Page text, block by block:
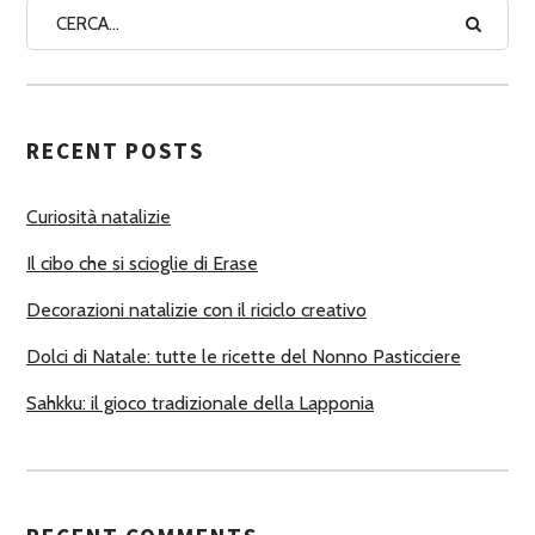
A
U
O
I
RECENT POSTS
Curiosità natalizie
Il cibo che si scioglie di Erase
Decorazioni natalizie con il riciclo creativo
Dolci di Natale: tutte le ricette del Nonno Pasticciere
Sahkku: il gioco tradizionale della Lapponia